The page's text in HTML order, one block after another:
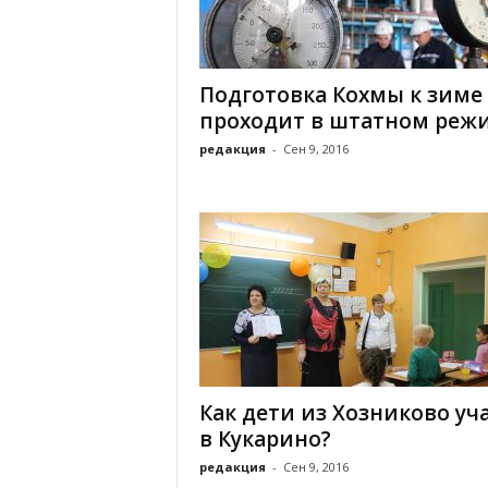
Подготовка Кохмы к зиме
проходит в штатном
редакция - Сен 9, 2016
Как дети из Хозниково
в Кукарино?
редакция - Сен 9, 2016